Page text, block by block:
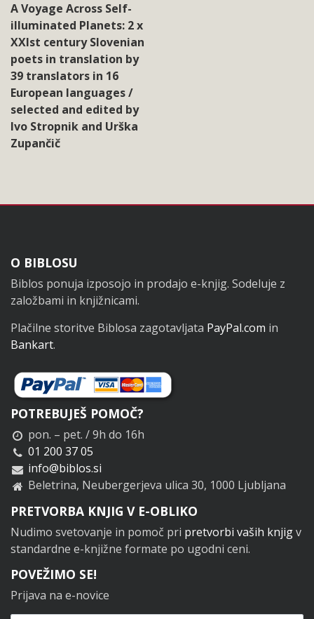
A Voyage Across Self-
illuminated Planets: 2 x
XXIst century Slovenian
poets in translation by
39 translators in 16
European languages /
selected and edited by
Ivo Stropnik and Urška
Zupančič
Noga
O BIBLOSU
Biblos ponuja izposojo in prodajo e-knjig. Sodeluje z
založbami in knjižnicami.
Plačilne storitve Biblosa zagotavljata PayPal.com in
Bankart.
POTREBUJEŠ POMOČ?
pon. – pet. / 9h do 16h
01 200 37 05
info@biblos.si
Beletrina, Neubergerjeva ulica 30, 1000 Ljubljana
PRETVORBA KNJIG V E-OBLIKO
Nudimo svetovanje in pomoč pri pretvorbi vaših knjigv
standardne e-knjižne formate po ugodni ceni.
POVEŽIMO SE!
Prijava na e-novice